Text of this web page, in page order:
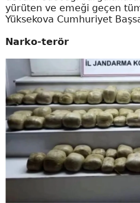
yürüten ve emeği geçen
Yüksekova Cumhuriyet
Narko-terör